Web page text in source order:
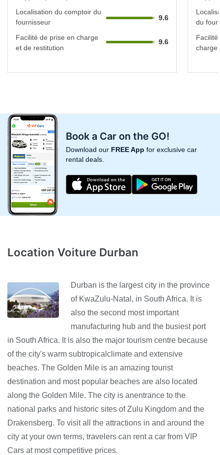
Localisation du comptoir du
fournisseur
9.6
Facilité de prise en charge
et de restitution
9.6
du
charge
Book a Car on the GO!
Download our FREE App for exclusive car
rental deals.
Location Voiture Durban
Durban is the largest city in the province
of KwaZulu-Natal, in South Africa. It is
also the second most important
manufacturing hub and the busiest port
in South Africa. It is also the major tourism centre because
of the city's warm subtropicalclimate and extensive
beaches. The Golden Mile is an amazing tourist
destination and most popular beaches are also located
along the Golden Mile. The city is anentrance to the
national parks and historic sites of Zulu Kingdom and the
Drakensberg. To visit all the attractions in and around the
city at your own terms, travelers can rent a car from VIP
Cars at most competitive prices.